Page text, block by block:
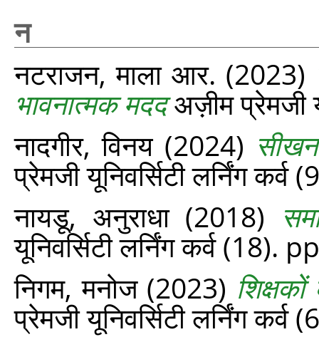
न
नटराजन, माला आर. (2023)
भावनात्मक मददअज़ीम प्रेमजी
नादगीर, विनय (2024)
प्रेमजी यूनिवर्सिटी लर्निंग
नायडू, अनुराधा(2018)
यूनिवर्सिटी लर्निंग कर्व (18).
निगम, मनोज(2023)
प्रेमजी यूनिवर्सिटी लर्निंग